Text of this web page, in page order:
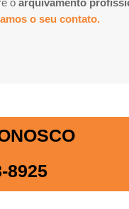
o seu contato.
8925